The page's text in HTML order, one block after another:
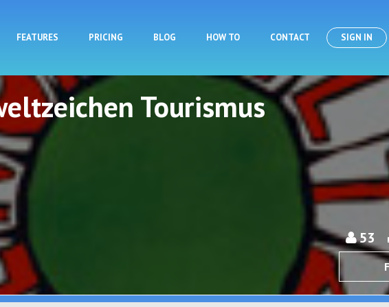
FEATURES PRICING BLOG HOW TO CONTACT SIGN IN
Tourismus
53